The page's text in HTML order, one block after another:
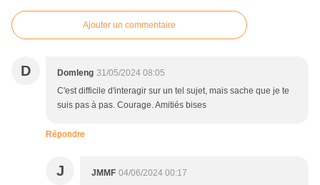
Ajouter un commentaire
D Domleng 31/05/2024 08:05
C'est difficile d'interagir sur un tel sujet, mais sache que je te
suis pas à pas. Courage. Amitiés bises
Répondre
J JMMF 04/06/2024 00:17